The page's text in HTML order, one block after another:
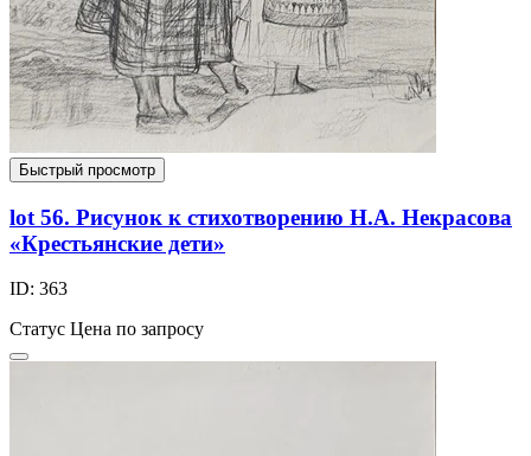
Быстрый просмотр
lot 56. Рисунок к стихотворению Н.А. Некрасова
«Крестьянские дети»
ID: 363
Статус Цена по запросу